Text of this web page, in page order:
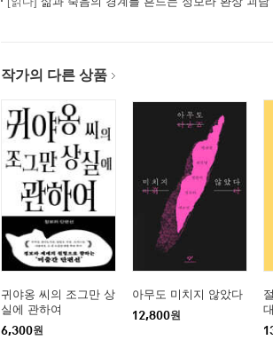
작가의 다른 상품
귀야옹 씨의 조그만 상
실에 관하여
6,300원
아무도 미치지 않았다
12,800원